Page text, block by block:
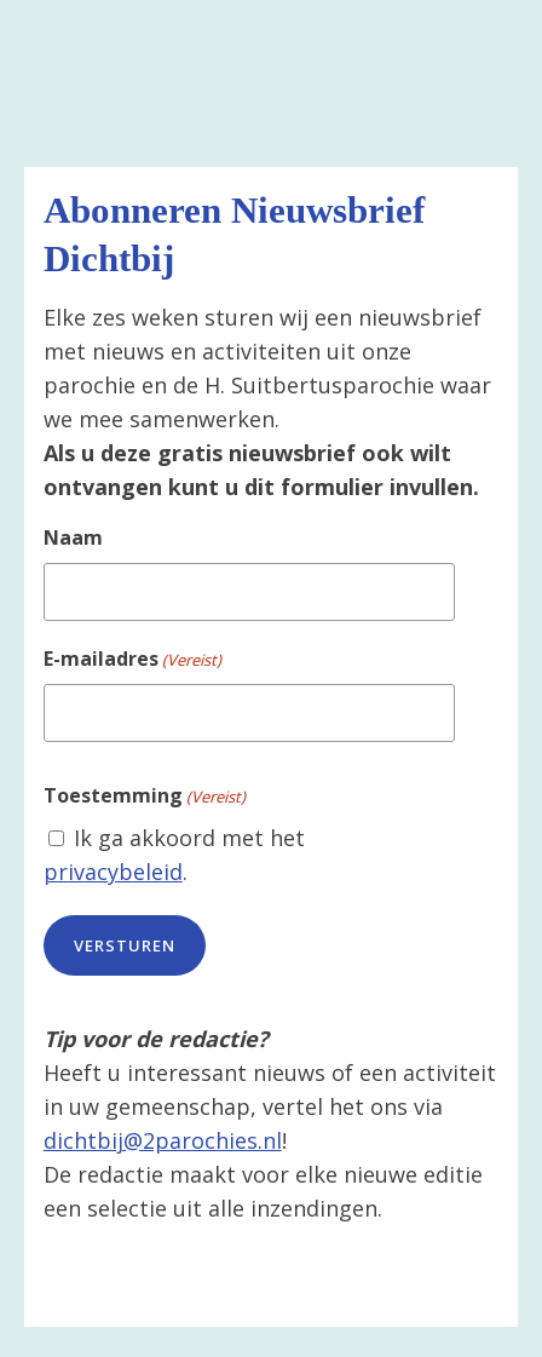
Abonneren Nieuwsbrief
Dichtbij
Elke zes weken sturen wij een nieuwsbrief
met nieuws en activiteiten uit onze
parochie en de H. Suitbertusparochie waar
we mee samenwerken.
Als u deze gratis nieuwsbrief ook wilt
ontvangen kunt u dit formulier invullen.
Naam
E-mailadres (Vereist)
Toestemming (Vereist)
Ik ga akkoord met het
privacybeleid.
Tip voor de redactie?
Heeft u interessant nieuws of een activiteit
in uw gemeenschap, vertel het ons via
dichtbij@2parochies.nl!
De redactie maakt voor elke nieuwe editie
een selectie uit alle inzendingen.